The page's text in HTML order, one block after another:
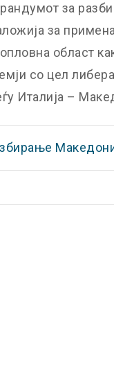
за
за
област
со цел
Италија –